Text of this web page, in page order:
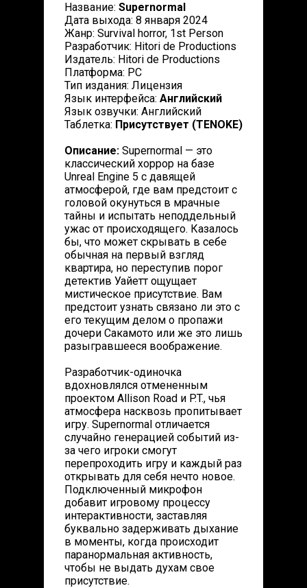
Название: Supernormal
Дата выхода: 8 января 2024
Жанр: Survival horror, 1st Person
Разработчик: Hitori de Productions
Издатель: Hitori de Productions
Платформа: PC
Тип издания: Лицензия
Язык интерфейса: Английский
Язык озвучки: Английский
Таблетка: Присутствует (TENOKE)
Описание: Supernormal — это
классический хоррор на базе
Unreal Engine 5 с давящей
атмосферой, где вам предстоит с
головой окунуться в мрачные
тайны и испытать неподдельный
ужас от происходящего. Казалось
бы, что может скрывать в себе
обычная на первый взгляд
квартира, но переступив порог
детектив Уайетт ощущает
мистическое присутствие. Вам
предстоит узнать связано ли это с
его текущим делом о пропажи
дочери Сакамото или же это лишь
разыгравшееся воображение.
Разработчик-одиночка
вдохновлялся отмененным
проектом Allison Road и P.T., чья
атмосфера насквозь пропитывает
игру. Supernormal отличается
случайно генерацией событий из-
за чего игроки смогут
перепроходить игру и каждый раз
открывать для себя нечто новое.
Подключенный микрофон
добавит игровому процессу
интерактивности, заставляя
буквально задерживать дыхание
в моменты, когда происходит
паранормальная активность,
чтобы не выдать духам свое
присутствие.